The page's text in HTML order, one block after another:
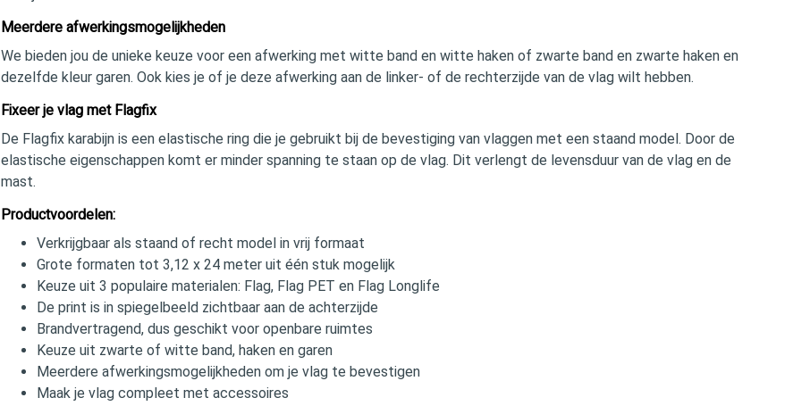
Meerdere afwerkingsmogelijkheden
We bieden jou de unieke keuze voor een afwerking met witte band en witte haken of zwarte band en zwarte haken en
dezelfde kleur garen. Ook kies je of je deze afwerking aan de linker- of de rechterzijde van de vlag wilt hebben.
Fixeer je vlag met Flagfix
De Flagfix karabijn is een elastische ring die je gebruikt bij de bevestiging van vlaggen met een staand model. Door de
elastische eigenschappen komt er minder spanning te staan op de vlag. Dit verlengt de levensduur van de vlag en de
mast.
Productvoordelen:
Verkrijgbaar als staand of recht model in vrij formaat
Grote formaten tot 3,12 x 24 meter uit één stuk mogelijk
Keuze uit 3 populaire materialen: Flag, Flag PET en Flag Longlife
De print is in spiegelbeeld zichtbaar aan de achterzijde
Brandvertragend, dus geschikt voor openbare ruimtes
Keuze uit zwarte of witte band, haken en garen
Meerdere afwerkingsmogelijkheden om je vlag te bevestigen
Maak je vlag compleet met accessoires